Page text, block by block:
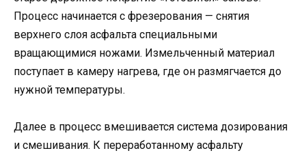
Процесс начинается с фрезерования — снятия
верхнего слоя асфальта специальными
вращающимися ножами. Измельченный материал
поступает в камеру нагрева, где он размягчается до
нужной температуры.
Далее в процесс вмешивается система дозирования
и смешивания. К переработанному асфальту